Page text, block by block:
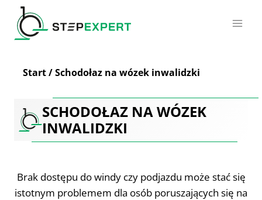
Przejdź
treści
Start/Schodołaz na wózek inwalidzki
SCHODOŁAZ NA WÓZEK
INWALIDZKI
Brak dostępu do windy czy podjazdu może stać się
istotnym problemem dla osób poruszających się na